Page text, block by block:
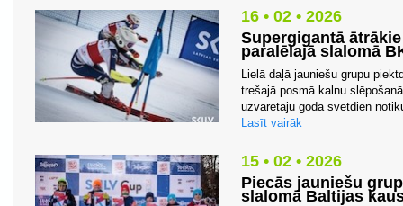
16 • 02 • 2026
Supergigantā
paralēlajā slalomā
Lielā daļā jauniešu grupu
trešajā posmā kalnu
uzvarētāju godā svētdien
Lasīt vairāk
15 • 02 • 2026
Piecās jauniešu
slalomā Baltijas